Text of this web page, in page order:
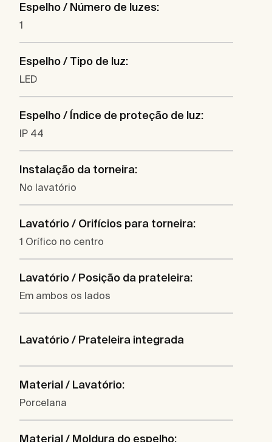
Espelho / Número de luzes:
1
Espelho / Tipo de luz:
LED
Espelho / Índice de proteção de luz:
IP 44
Instalação da torneira:
No lavatório
Lavatório / Orifícios para torneira:
1 Orífico no centro
Lavatório / Posição da prateleira:
Em ambos os lados
Lavatório / Prateleira integrada
Material / Lavatório:
Porcelana
Material / Moldura do espelho: